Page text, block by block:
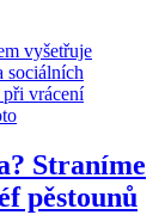
Straníme
pěstounů